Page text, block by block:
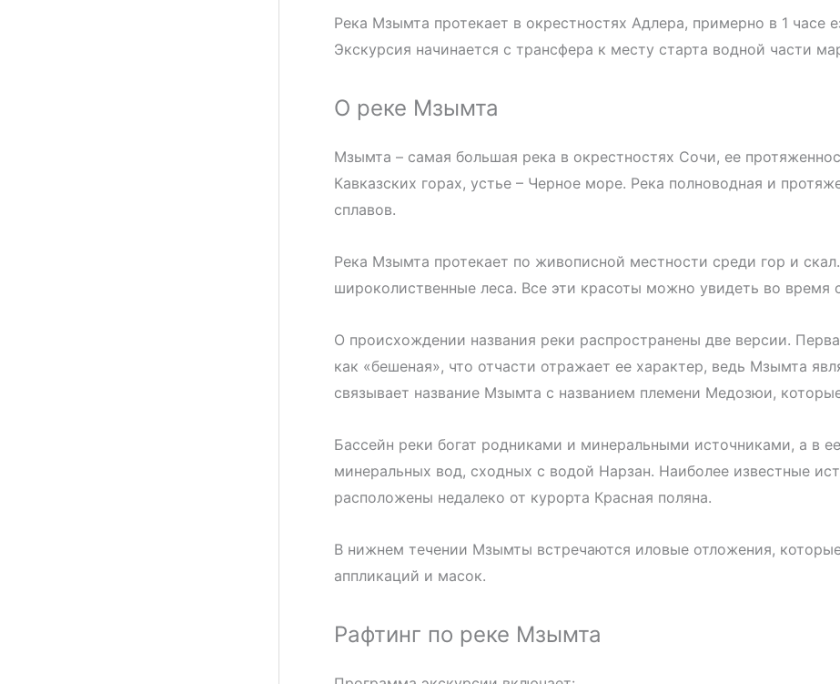
Река Мзымта протекает в окрестностях Адлера, примерно в 1 часе
Экскурсия начинается с трансфера к месту старта водной части
О реке Мзымта
Мзымта – самая большая река в окрестностях Сочи, ее
Кавказских горах, устье – Черное море. Река полноводная и
сплавов.
Река Мзымта протекает по живописной местности среди гор и
широколиственные леса. Все эти красоты можно увидеть во время
О происхождении названия реки распространены две версии.
как «бешеная», что отчасти отражает ее характер, ведь Мзымта
связывает название Мзымта с названием племени Медозюи,
Бассейн реки богат родниками и минеральными источниками, а в
минеральных вод, сходных с водой Нарзан. Наиболее известные
расположены недалеко от курорта Красная поляна.
В нижнем течении Мзымты встречаются иловые отложения,
аппликаций и масок.
Рафтинг по реке Мзымта